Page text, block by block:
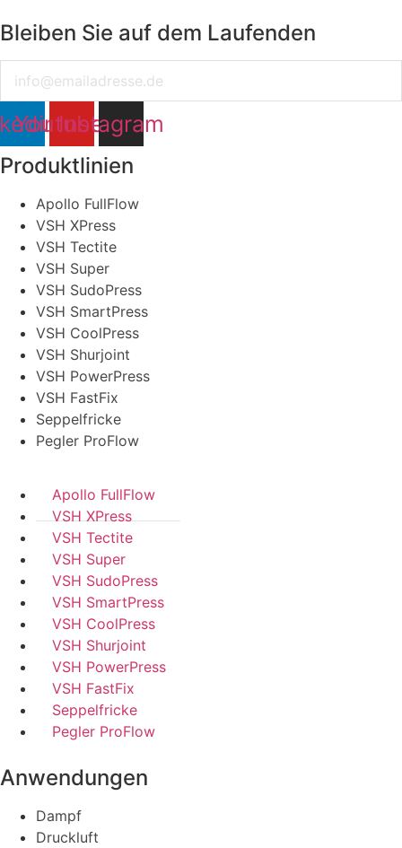
Bleiben Sie auf dem Laufenden
YoutubeInstagram
Produktlinien
Apollo FullFlow
VSH XPress
VSH Tectite
VSH Super
VSH SudoPress
VSH SmartPress
VSH CoolPress
VSH Shurjoint
VSH PowerPress
VSH FastFix
Seppelfricke
Pegler ProFlow
Apollo FullFlow
VSH XPress
VSH Tectite
VSH Super
VSH SudoPress
VSH SmartPress
VSH CoolPress
VSH Shurjoint
VSH PowerPress
VSH FastFix
Seppelfricke
Pegler ProFlow
Anwendungen
Dampf
Druckluft